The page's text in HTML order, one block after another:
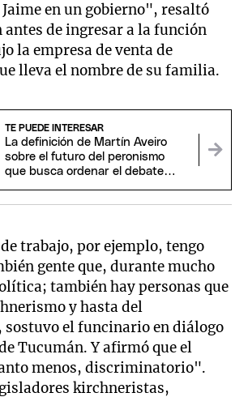
en un gobierno", resaltó
de ingresar a la función
la empresa de venta de
lleva el nombre de su familia.
TE PUEDE INTERESAR
La definición de Martín Aveiro
sobre el futuro del peronismo
que busca ordenar el debate
trabajo, por ejemplo, tengo
gente que, durante mucho
también hay personas que
y hasta del
el funcinario en diálogo
Tucumán. Y afirmó que el
menos, discriminatorio".
kirchneristas,